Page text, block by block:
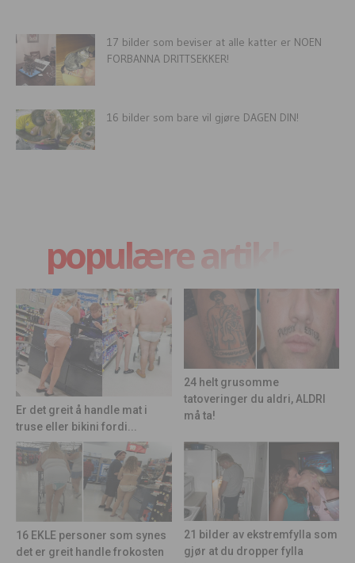
17 bilder som beviser at alle katter er NOEN
FORBANNA DRITTSEKKER!
16 bilder som bare vil gjøre DAGEN DIN!
populære artikler
Er det greit å handle mat i
truse eller bikini fordi...
24 helt grusomme
tatoveringer du aldri, ALDRI
må ta!
16 EKLE personer som synes
det er greit handle frokosten
21 bilder av ekstremfylla som
gjør at du dropper fylla